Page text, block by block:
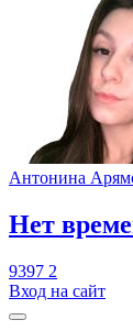
Антонина
​Нет
9397 2
Вход на сайт